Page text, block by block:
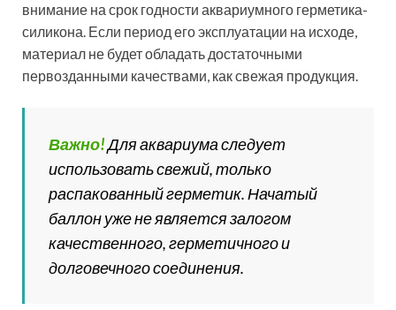
внимание на срок годности аквариумного герметика-
силикона. Если период его эксплуатации на исходе,
материал не будет обладать достаточными
первозданными качествами, как свежая продукция.
Важно!Для аквариума следует
использовать свежий, только
распакованный герметик. Начатый
баллон уже не является залогом
качественного, герметичного и
долговечного соединения.